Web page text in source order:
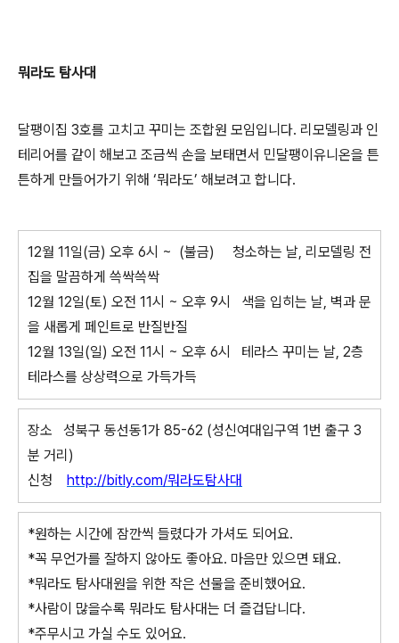
뭐라도 탐사대
달팽이집 3호를 고치고 꾸미는 조합원 모임입니다. 리모델링과 인
테리어를 같이 해보고 조금씩 손을 보태면서 민달팽이유니온을 튼
튼하게 만들어가기 위해 ‘뭐라도’ 해보려고 합니다.
12월 11일(금) 오후 6시 ~ (불금) 청소하는 날, 리모델링 전
집을 말끔하게 쓱싹쓱싹
12월 12일(토) 오전 11시 ~ 오후 9시 색을 입히는 날, 벽과 문
을 새롭게 페인트로 반질반질
12월 13일(일) 오전 11시 ~ 오후 6시 테라스 꾸미는 날, 2층
테라스를 상상력으로 가득가득
장소 성북구 동선동1가 85-62 (성신여대입구역 1번 출구 3
분 거리)
신청 http://bitly.com/뭐라도탐사대
*원하는 시간에 잠깐씩 들렸다가 가셔도 되어요.
*꼭 무언가를 잘하지 않아도 좋아요. 마음만 있으면 돼요.
*뭐라도 탐사대원을 위한 작은 선물을 준비했어요.
*사람이 많을수록 뭐라도 탐사대는 더 즐겁답니다.
*주무시고 가실 수도 있어요.